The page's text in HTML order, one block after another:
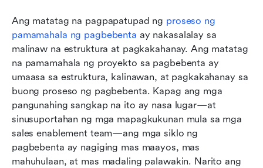
Ang matatag na pagpapatupad ng proseso ng
pamamahala ng pagbebenta ay nakasalalay sa
malinaw na estruktura at pagkakahanay. Ang matatag
na pamamahala ng proyekto sa pagbebenta ay
umaasa sa estruktura, kalinawan, at pagkakahanay sa
buong proseso ng pagbebenta. Kapag ang mga
pangunahing sangkap na ito ay nasa lugar—at
sinusuportahan ng mga mapagkukunan mula sa mga
sales enablement team—ang mga siklo ng
pagbebenta ay nagiging mas maayos, mas
mahuhulaan, at mas madaling palawakin. Narito ang